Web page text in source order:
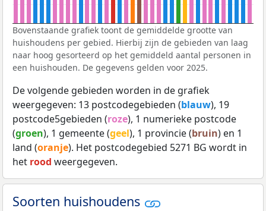
Bovenstaande grafiek toont de gemiddelde grootte van
huishoudens per gebied. Hierbij zijn de gebieden van laag
naar hoog gesorteerd op het gemiddeld aantal personen in
een huishouden. De gegevens gelden voor 2025.
De volgende gebieden worden in de grafiek
weergegeven: 13 postcodegebieden (blauw), 19
postcode5gebieden (roze), 1 numerieke postcode
(groen), 1 gemeente (geel), 1 provincie (bruin) en 1
land (oranje). Het postcodegebied 5271 BG wordt in
het rood weergegeven.
Soorten huishoudens